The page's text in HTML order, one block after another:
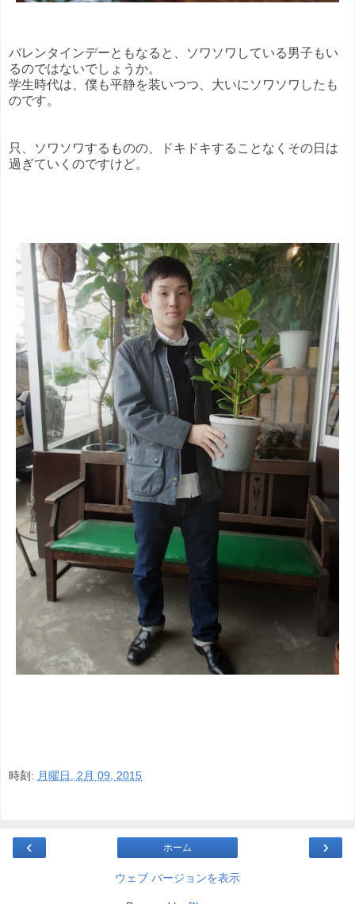
バレンタインデーともなると、ソワソワしている男子もい
るのではないでしょうか。
学生時代は、僕も平静を装いつつ、大いにソワソワしたも
のです。
只、ソワソワするものの、ドキドキすることなくその日は
過ぎていくのですけど。
時刻: 月曜日, 2月 09, 2015
‹ ›
ホーム
ウェブ バージョンを表示